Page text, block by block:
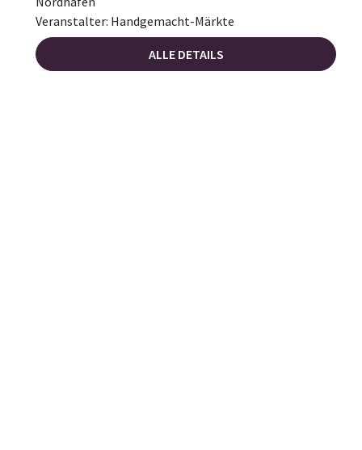
Veranstalter: Handgemacht-Märkte
ALLE DETAILS